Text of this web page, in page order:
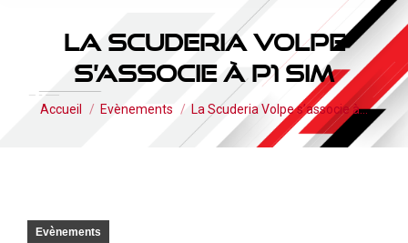
La Scuderia Volpe
s’associe à P1 Sim
Vous êtes ici :
Accueil Evènements La Scuderia Volpe s’associe à…
Evènements